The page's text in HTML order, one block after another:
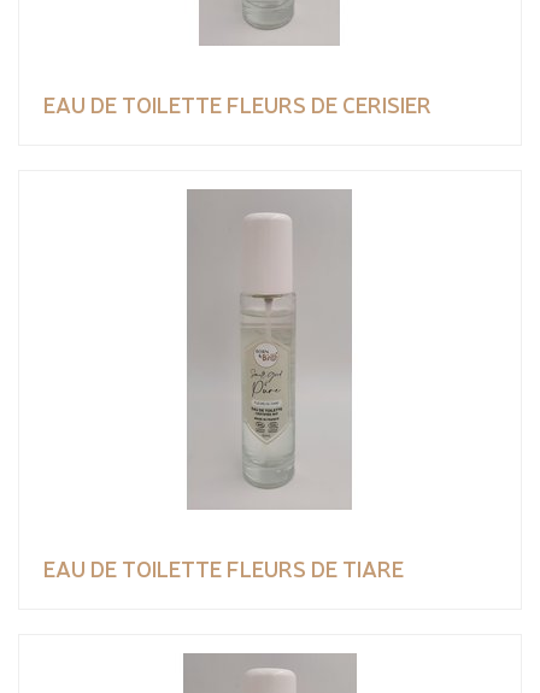
EAU DE TOILETTE FLEURS DE CERISIER
EAU DE TOILETTE FLEURS DE TIARE